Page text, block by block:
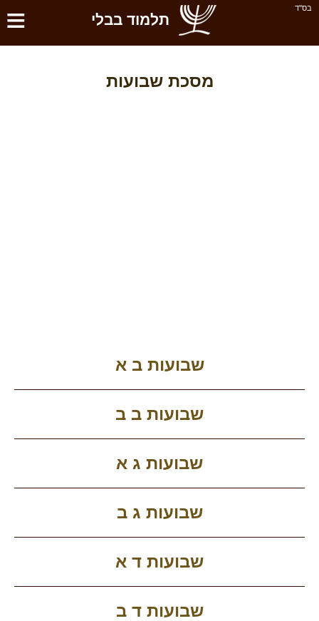
בס''ד ≡ תלמוד בבלי
מסכת שבועות
שבועות ב א
שבועות ב ב
שבועות ג א
שבועות ג ב
שבועות ד א
שבועות ד ב